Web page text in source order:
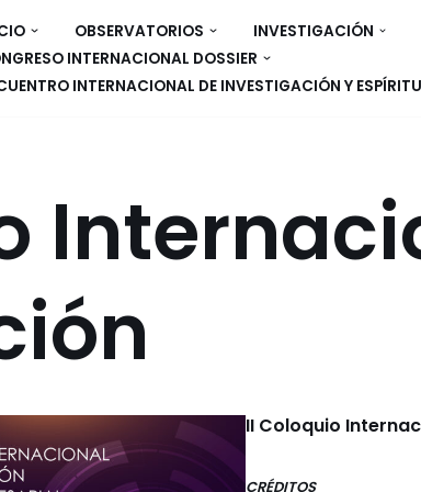
OBSERVATORIOS INVESTIGACIÓN
INTERNACIONAL DOSSIER
INTERNACIONAL DE INVESTIGACIÓN Y
II Coloquio
CRÉDITOS